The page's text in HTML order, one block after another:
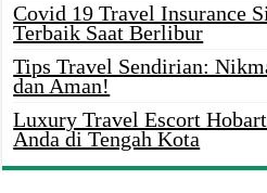
Covid 19 Travel Insurance
Terbaik Saat Berlibur
Tips Travel Sendirian:
dan Aman!
Luxury Travel Escort
Anda di Tengah Kota